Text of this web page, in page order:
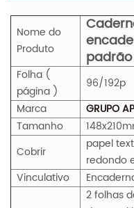
Nome do
Produto
Folha (
página )
96/192p
Marca
GRUPO AP
Tamanho
Cobrir
papel
redondo
Vinculativo
2 folhas